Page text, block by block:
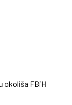
okoliša FBiH